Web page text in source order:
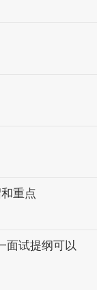
重点
面试提纲可以